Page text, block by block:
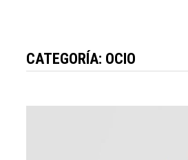
CATEGORÍA: OCIO